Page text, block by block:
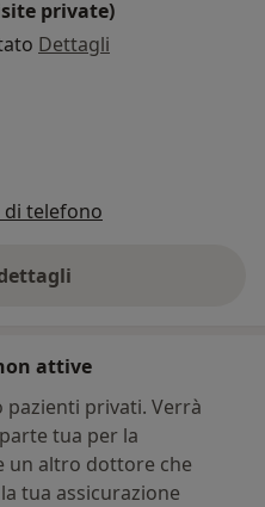
private)
Dettagli
telefono
attive
privati. Verrà
tua per la
un altro dottore che
tua assicurazione